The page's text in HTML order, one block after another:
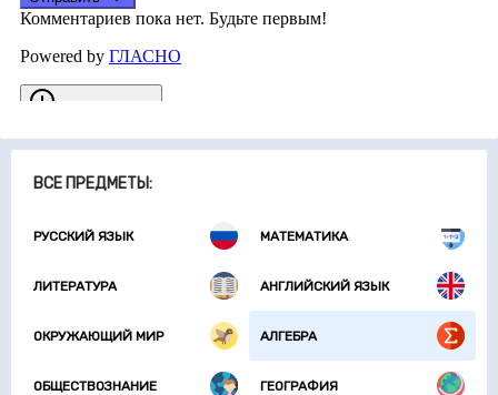
ВСЕ ПРЕДМЕТЫ:
РУССКИЙ ЯЗЫК МАТЕМАТИКА
ЛИТЕРАТУРА АНГЛИЙСКИЙ ЯЗЫК
ОКРУЖАЮЩИЙ МИР АЛГЕБРА
ОБЩЕСТВОЗНАНИЕ ГЕОГРАФИЯ